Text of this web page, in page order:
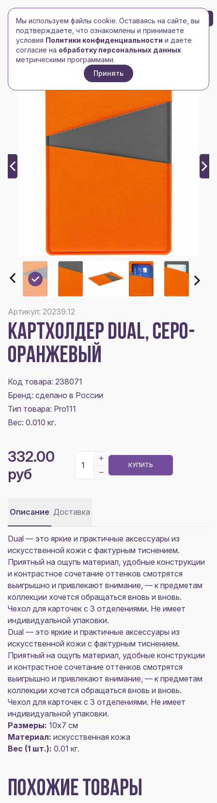
Toggle navigation
Toggle navigation
БРЕНД-ЛОГО 0
Главная/Pro111/Картхолдер Dual, серо-оранжевый
Артикул: 20239.12
КАРТХОЛДЕР DUAL, СЕРО-
ОРАНЖЕВЫЙ
Код товара: 238071
Бренд: сделано в России
Тип товара: Pro111
Вес: 0.010 кг.
332.00
руб
КУПИТЬ
Описание Доставка
Dual — это яркие и практичные аксессуары из
искусственной кожи с фактурным тиснением.
Приятный на ощупь материал, удобные конструкции
и контрастное сочетание оттенков смотрятся
выигрышно и привлекают внимание, — к предметам
коллекции хочется обращаться вновь и вновь.
Чехол для карточек с 3 отделениями. Не имеет
индивидуальной упаковки.
Dual — это яркие и практичные аксессуары из
искусственной кожи с фактурным тиснением.
Приятный на ощупь материал, удобные конструкции
и контрастное сочетание оттенков смотрятся
выигрышно и привлекают внимание, — к предметам
коллекции хочется обращаться вновь и вновь.
Чехол для карточек с 3 отделениями. Не имеет
индивидуальной упаковки.
Размеры: 10х7 см
Материал: искусственная кожа
Вес (1 шт.): 0.01 кг.
ПОХОЖИЕ ТОВАРЫ
Мы используем файлы cookie. Оставаясь на сайте, вы
подтверждаете, что ознакомлены и принимаете
условия Политики конфиденциальности и даете
согласие на обработку персональных данных
метрическими программами.
Принять